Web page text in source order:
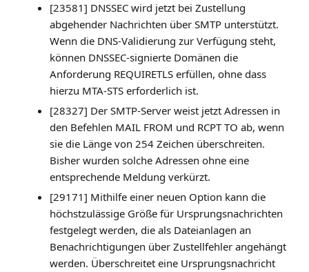
[23581] DNSSEC wird jetzt bei Zustellung
abgehender Nachrichten über SMTP unterstützt.
Wenn die DNS-Validierung zur Verfügung steht,
können DNSSEC-signierte Domänen die
Anforderung REQUIRETLS erfüllen, ohne dass
hierzu MTA-STS erforderlich ist.
[28327] Der SMTP-Server weist jetzt Adressen in
den Befehlen MAIL FROM und RCPT TO ab, wenn
sie die Länge von 254 Zeichen überschreiten.
Bisher wurden solche Adressen ohne eine
entsprechende Meldung verkürzt.
[29171] Mithilfe einer neuen Option kann die
höchstzulässige Größe für Ursprungsnachrichten
festgelegt werden, die als Dateianlagen an
Benachrichtigungen über Zustellfehler angehängt
werden. Überschreitet eine Ursprungsnachricht